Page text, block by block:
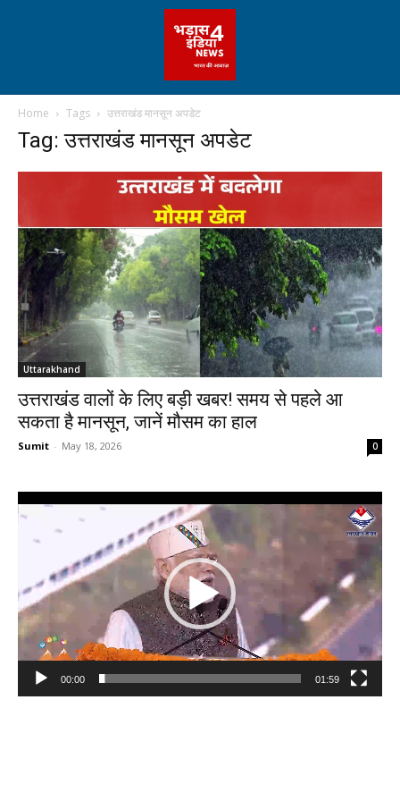
Home Tags उत्तराखंड मानसून अपडेट
Tag: उत्तराखंड मानसून अपडेट
Uttarakhand
उत्तराखंड वालों के लिए बड़ी खबर! समय से पहले आ
सकता है मानसून, जानें मौसम का हाल
Sumit - May 18, 2026 0
Player
00:00 01:59